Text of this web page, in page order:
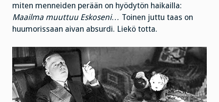
miten menneiden perään on hyödytön haikailla:
Maailma muuttuu Eskoseni… Toinen juttu taas on
huumorissaan aivan absurdi. Liekö totta.